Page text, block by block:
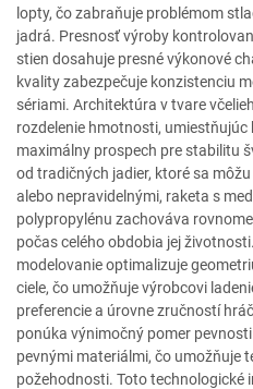
lopty, čo zabraňuje problémom
jadrá. Presnosť výroby
stien dosahuje presné výkonové
kvality zabezpečuje konzistenciu
sériami. Architektúra v tvare
rozdelenie hmotnosti,
maximálny prospech pre stabilitu
od tradičných jadier, ktoré sa
alebo nepravidelnými, raketa s
polypropylénu zachováva
počas celého obdobia jej
modelovanie optimalizuje
ciele, čo umožňuje výrobcovi
preferencie a úrovne zručností
ponúka výnimočný pomer
pevnými materiálmi, čo umožňuje
požehodnosti. Toto technologické